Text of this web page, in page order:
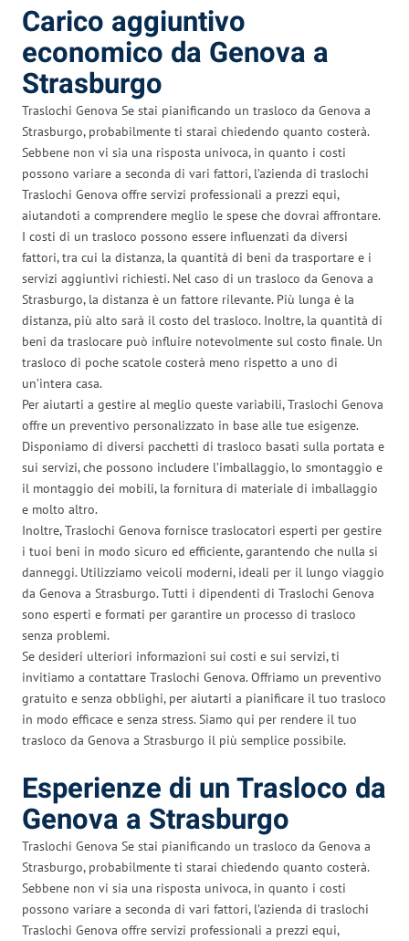
Carico aggiuntivo
economico da Genova a
Strasburgo
Traslochi Genova Se stai pianificando un trasloco da Genova a
Strasburgo, probabilmente ti starai chiedendo quanto costerà.
Sebbene non vi sia una risposta univoca, in quanto i costi
possono variare a seconda di vari fattori, l’azienda di traslochi
Traslochi Genova offre servizi professionali a prezzi equi,
aiutandoti a comprendere meglio le spese che dovrai affrontare.
I costi di un trasloco possono essere influenzati da diversi
fattori, tra cui la distanza, la quantità di beni da trasportare e i
servizi aggiuntivi richiesti. Nel caso di un trasloco da Genova a
Strasburgo, la distanza è un fattore rilevante. Più lunga è la
distanza, più alto sarà il costo del trasloco. Inoltre, la quantità di
beni da traslocare può influire notevolmente sul costo finale. Un
trasloco di poche scatole costerà meno rispetto a uno di
un’intera casa.
Per aiutarti a gestire al meglio queste variabili, Traslochi Genova
offre un preventivo personalizzato in base alle tue esigenze.
Disponiamo di diversi pacchetti di trasloco basati sulla portata e
sui servizi, che possono includere l’imballaggio, lo smontaggio e
il montaggio dei mobili, la fornitura di materiale di imballaggio
e molto altro.
Inoltre, Traslochi Genova fornisce traslocatori esperti per gestire
i tuoi beni in modo sicuro ed efficiente, garantendo che nulla si
danneggi. Utilizziamo veicoli moderni, ideali per il lungo viaggio
da Genova a Strasburgo. Tutti i dipendenti di Traslochi Genova
sono esperti e formati per garantire un processo di trasloco
senza problemi.
Se desideri ulteriori informazioni sui costi e sui servizi, ti
invitiamo a contattare Traslochi Genova. Offriamo un preventivo
gratuito e senza obblighi, per aiutarti a pianificare il tuo trasloco
in modo efficace e senza stress. Siamo qui per rendere il tuo
trasloco da Genova a Strasburgo il più semplice possibile.
Esperienze di un Trasloco da
Genova a Strasburgo
Traslochi Genova Se stai pianificando un trasloco da Genova a
Strasburgo, probabilmente ti starai chiedendo quanto costerà.
Sebbene non vi sia una risposta univoca, in quanto i costi
possono variare a seconda di vari fattori, l’azienda di traslochi
Traslochi Genova offre servizi professionali a prezzi equi,